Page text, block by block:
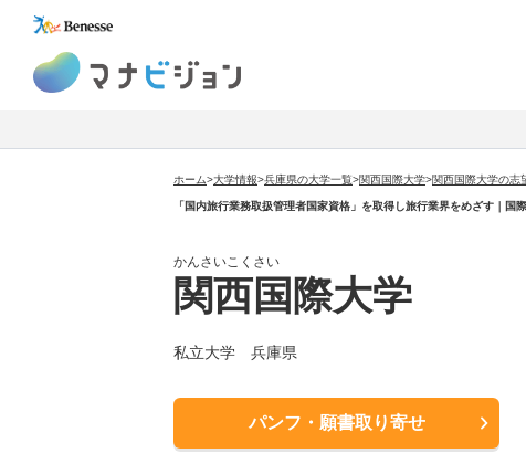
ホーム>大学情報>兵庫県の大学一覧>関西国際大学>関西国際大学の志
「国内旅行業務取扱管理者国家資格」を取得し旅行業界をめざす｜
かんさいこくさい
関西国際大学
私立大学 兵庫県
パンフ・願書取り寄せ